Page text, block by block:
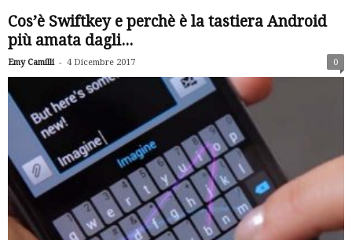
Cos’è Swiftkey e perchè è la tastiera Android
più amata dagli...
Emy Camilli - 4 Dicembre 2017 0